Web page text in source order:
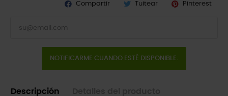
Compartir Tuitear Pinterest
NOTIFICARME CUANDO ESTÉ DISPONIBLE.
Descripción